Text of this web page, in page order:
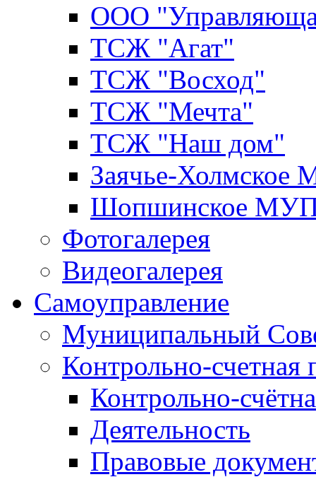
ООО
ТСЖ "Агат"
ТСЖ "Восход"
ТСЖ "Мечта"
ТСЖ "Наш дом"
Заячье-
Шопшинское
Фотогалерея
Видеогалерея
Самоуправление
Муниципальный
Контрольно-счетная
Контрольно-
Деятельность
Правовые